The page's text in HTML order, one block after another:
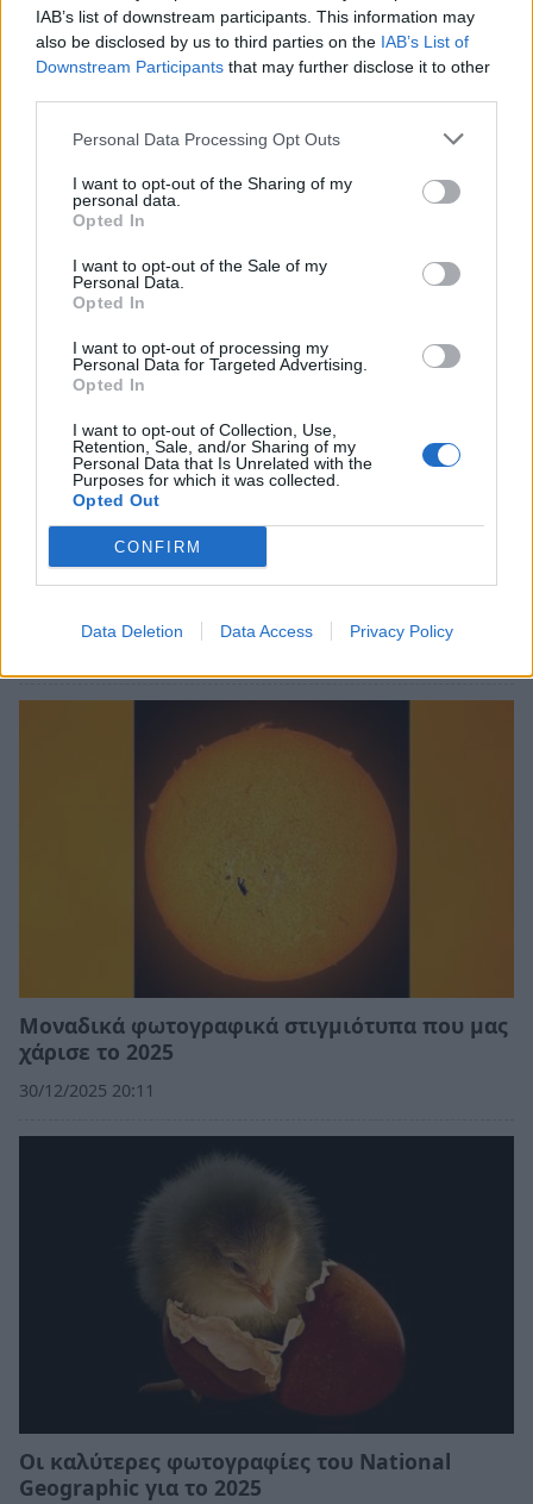
IAB’s list of downstream participants. This information may
also be disclosed by us to third parties on the IAB’s List of
Downstream Participants that may further disclose it to other
Personal Data Processing Opt Outs
I want to opt-out of the Sharing of my
personal data.
Opted In
I want to opt-out of the Sale of my
Personal Data.
Opted In
I want to opt-out of processing my
Personal Data for Targeted Advertising.
Opted In
I want to opt-out of Collection, Use,
Retention, Sale, and/or Sharing of my
Personal Data that Is Unrelated with the
Purposes for which it was collected.
Opted Out
CONFIRM
Data Deletion Data Access Privacy Policy
Δύο εμβληματικοί τόποι σε μία φωτογραφική
έκθεση: «Mont Saint-Michel – Μονεμβασιά»
15/04/2026 10:30
Απίστευτη λήψη: Φωτογράφος κατέγραψε τον
Ταΰγετο από την Πεντέλη
Μοναδικά φωτογραφικά στιγμιότυπα που μας
χάρισε το 2025
30/12/2025 20:11
Οι καλύτερες φωτογραφίες του National
Geographic για το 2025